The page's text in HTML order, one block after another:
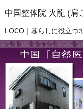
LOCO｜暮らしに役立つ